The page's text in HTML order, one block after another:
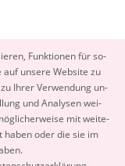
Funk­tio­nen für so­
un­se­re Web­site zu
Ihrer Ver­wen­dung un­
und Ana­ly­sen wei­
mit wei­te­
haben oder die sie im